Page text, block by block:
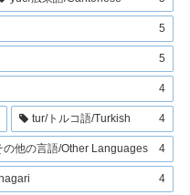
5
5
4
tur/トルコ語/Turkish 4
の他の言語/Other Languages 4
4